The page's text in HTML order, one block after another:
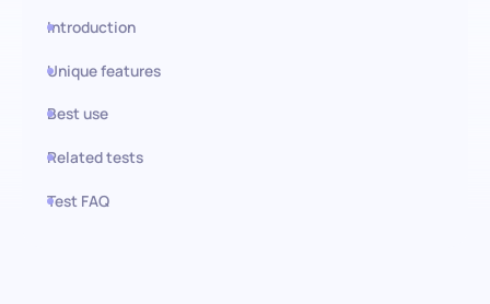
Introduction
Unique features
Best use
Related tests
Test FAQ